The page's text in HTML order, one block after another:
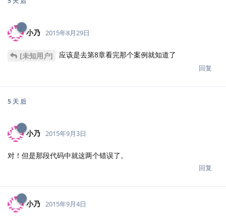
小乃 2015年8月29日
[未知用户] 应该是去第8章看完那个案例就知道了
回复
5 天 后
小乃 2015年9月3日
对！但是那段代码中就这两个错误了。
回复
小乃 2015年9月4日